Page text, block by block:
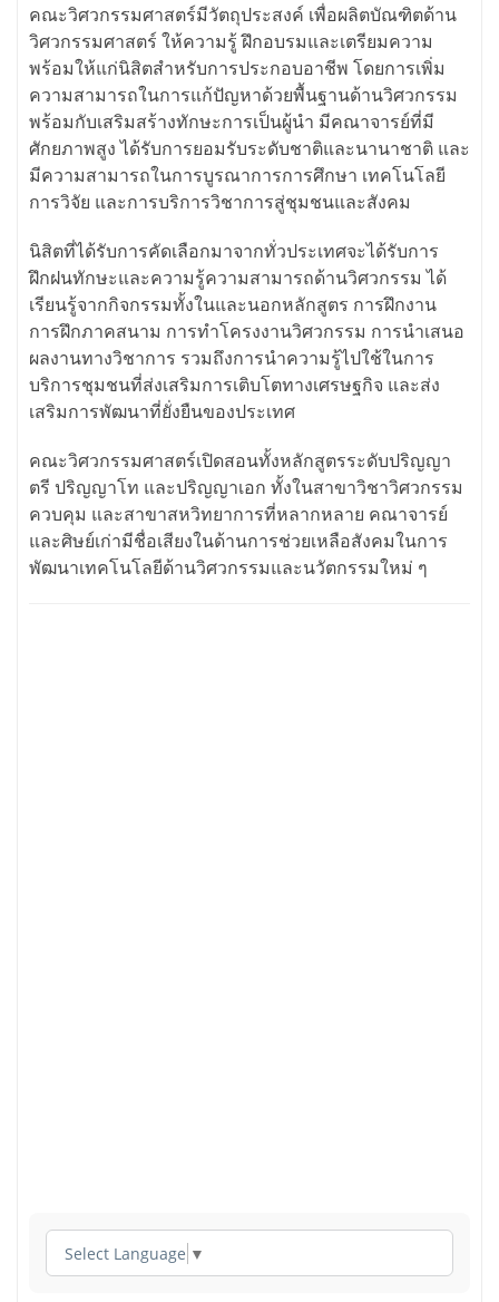
คณะวิศวกรรมศาสตร์มีวัตถุประสงค์ เพื่อผลิตบัณฑิตด้าน
วิศวกรรมศาสตร์ ให้ความรู้ ฝึกอบรมและเตรียมความ
พร้อมให้แก่นิสิตสำหรับการประกอบอาชีพ โดยการเพิ่ม
ความสามารถในการแก้ปัญหาด้วยพื้นฐานด้านวิศวกรรม
พร้อมกับเสริมสร้างทักษะการเป็นผู้นำ มีคณาจารย์ที่มี
ศักยภาพสูง ได้รับการยอมรับระดับชาติและนานาชาติ และ
มีความสามารถในการบูรณาการการศึกษา เทคโนโลยี
การวิจัย และการบริการวิชาการสู่ชุมชนและสังคม
นิสิตที่ได้รับการคัดเลือกมาจากทั่วประเทศจะได้รับการ
ฝึกฝนทักษะและความรู้ความสามารถด้านวิศวกรรม ได้
เรียนรู้จากกิจกรรมทั้งในและนอกหลักสูตร การฝึกงาน
การฝึกภาคสนาม การทำโครงงานวิศวกรรม การนำเสนอ
ผลงานทางวิชาการ รวมถึงการนำความรู้ไปใช้ในการ
บริการชุมชนที่ส่งเสริมการเติบโตทางเศรษฐกิจ และส่ง
เสริมการพัฒนาที่ยั่งยืนของประเทศ
คณะวิศวกรรมศาสตร์เปิดสอนทั้งหลักสูตรระดับปริญญา
ตรี ปริญญาโท และปริญญาเอก ทั้งในสาขาวิชาวิศวกรรม
ควบคุม และสาขาสหวิทยาการที่หลากหลาย คณาจารย์
และศิษย์เก่ามีชื่อเสียงในด้านการช่วยเหลือสังคมในการ
พัฒนาเทคโนโลยีด้านวิศวกรรมและนวัตกรรมใหม่ ๆ
Select Language ▼